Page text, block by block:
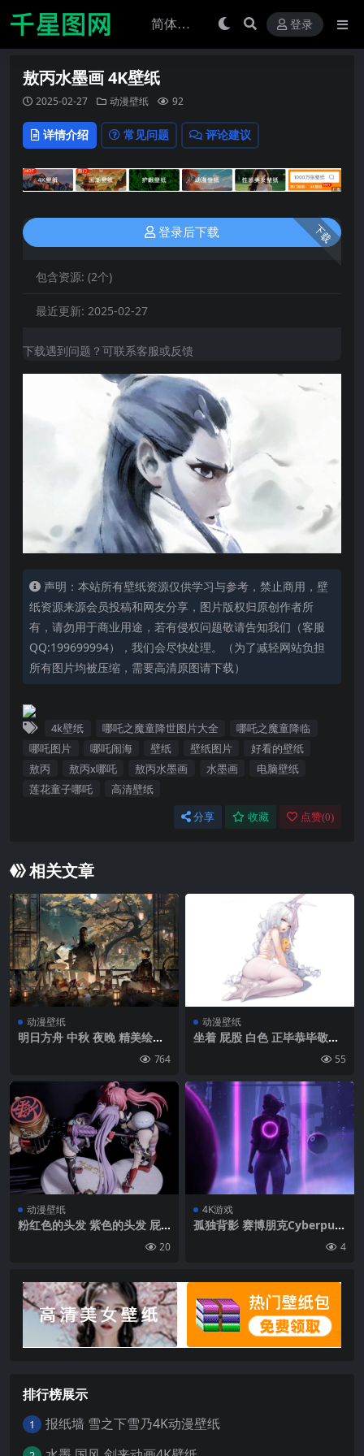
登录
敖丙水墨画 4K壁纸
2025-02-27 动漫壁纸 92
详情介绍 常见问题 评论建议
下载
登录后下载
包含资源: (2个)
最近更新: 2025-02-27
下载遇到问题？可联系客服或反馈
声明：本站所有壁纸资源仅供学习与参考，禁止商用，壁
纸资源来源会员投稿和网友分享，图片版权归原创作者所
有，请勿用于商业用途，若有侵权问题敬请告知我们（客服
QQ:199699994），我们会尽快处理。（为了减轻网站负担
所有图片均被压缩，需要高清原图请下载）
4k壁纸 哪吒之魔童降世图片大全
哪吒之魔童降临
哪吒图片
哪吒闹海 壁纸 壁纸图片
好看的壁纸
敖丙
敖丙x哪吒 敖丙水墨画 水墨画
电脑壁纸
莲花童子哪吒
高清壁纸
分享 收藏 点赞(0)
相关文章
动漫壁纸
明日方舟 中秋 夜晚 精美绘画
764
动漫壁纸
坐着 屁股 白色 正毕恭毕敬地
动漫女孩 视频游戏的女孩 简
uu(蓝色线) Le马林(蓝色线) 兔
子的耳朵 兔子的女孩 紧身连
衣裤 紧身衣裤 白色的紧身衣
裤 白色的紧身连衣裤 连裤袜
白色的连裤袜 高跟鞋 动物的
耳朵 Skindentation 大腿皮
带 明星的眼睛| 2560 x1440
像素
55
动漫壁纸
粉红色的头发 紫色的头发 屁
gu 人物 Hyakka Ryouran武20
4K游戏
孤独背影 赛博朋克Cyberpun
4
排行榜展示
1 报纸墙 雪之下雪乃4K动漫壁纸